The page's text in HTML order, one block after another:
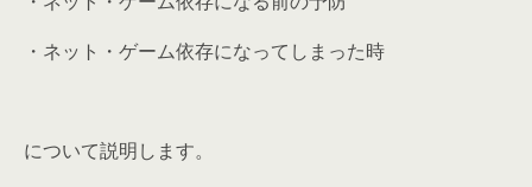
・ネット・ゲーム依存になってしまった時
について説明します。